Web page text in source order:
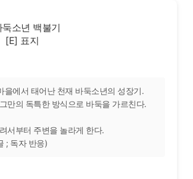
을에서 태어난 천재 바둑소년의 성장기.
만의 독특한 방식으로 바둑을 가르친다.
서부터 주변을 놀라게 한다.
; 독자 반응)